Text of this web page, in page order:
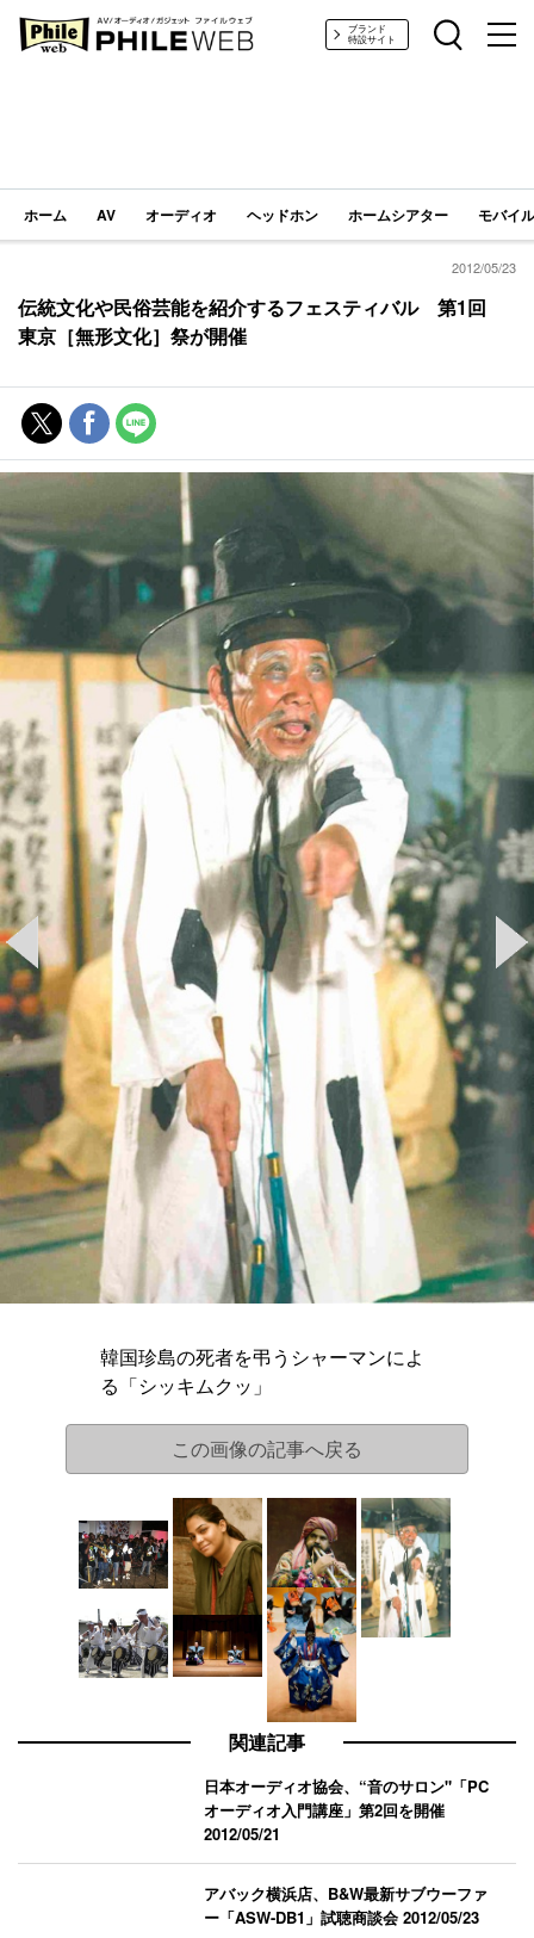
PHILE WEB｜AV/オーディオ/ガジェットブランド
特設サイト
ホーム AV オーディオ ヘッドホン ホームシアター モバイ
2012/05/23
伝統文化や民俗芸能を紹介するフェスティバル 第1回
東京［無形文化］祭が開催
韓国珍島の死者を弔うシャーマンによ
る「シッキムクッ」
この画像の記事へ戻る
関連記事
日本オーディオ協会、“音のサロン"「PC
オーディオ入門講座」第2回を開催
2012/05/21
アバック横浜店、B&W最新サブウーファ
ー「ASW-DB1」試聴商談会2012/05/23